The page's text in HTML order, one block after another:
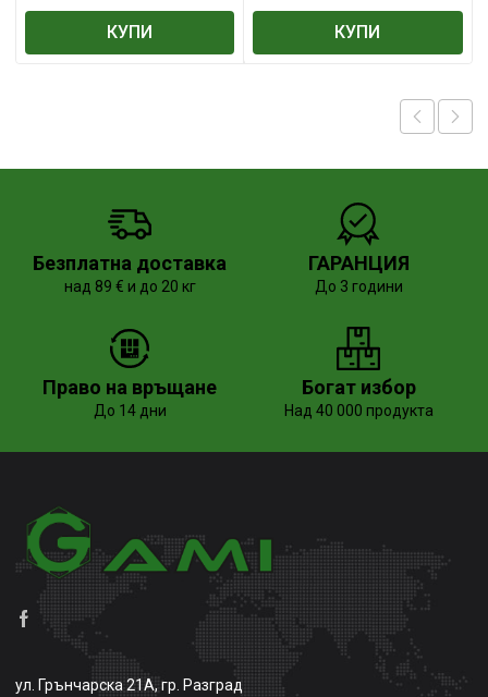
КУПИ КУПИ
Безплатна доставка
над 89 € и до 20 кг
ГАРАНЦИЯ
До 3 години
Право на връщане
До 14 дни
Богат избор
Над 40 000 продукта
ул. Грънчарска 21А, гр. Разград